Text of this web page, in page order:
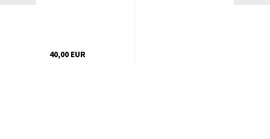
40,00 EUR